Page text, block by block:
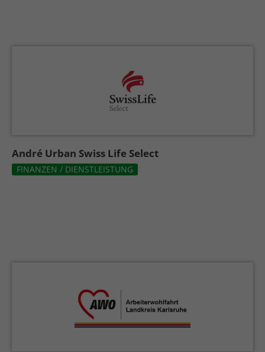
André Urban Swiss Life Select
FINANZEN / DIENSTLEISTUNG